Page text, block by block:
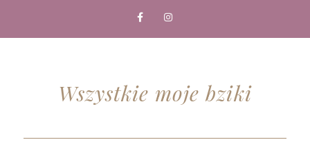
Wszystkie moje bziki